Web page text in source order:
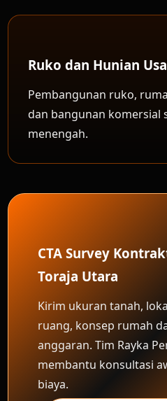
Ruko dan Hunian
Pembangunan ruko,
dan bangunan komersial
menengah.
CTA Survey
Toraja Utara
Kirim ukuran tanah,
ruang, konsep rumah
anggaran. Tim Rayka
membantu konsultasi
biaya.